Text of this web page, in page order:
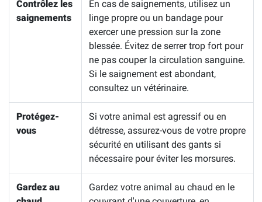
Contrôlez les
saignements
En cas de saignements, utilisez un
linge propre ou un bandage pour
exercer une pression sur la zone
blessée. Évitez de serrer trop fort pour
ne pas couper la circulation sanguine.
Si le saignement est abondant,
consultez un vétérinaire.
Protégez-
vous
Si votre animal est agressif ou en
détresse, assurez-vous de votre propre
sécurité en utilisant des gants si
nécessaire pour éviter les morsures.
Gardez au
Gardez votre animal au chaud en le